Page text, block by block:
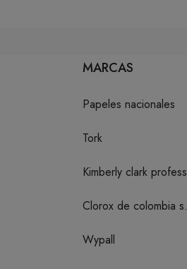
MARCAS
Papeles nacionales
Tork
Kimberly clark
Clorox de colombia
Wypall